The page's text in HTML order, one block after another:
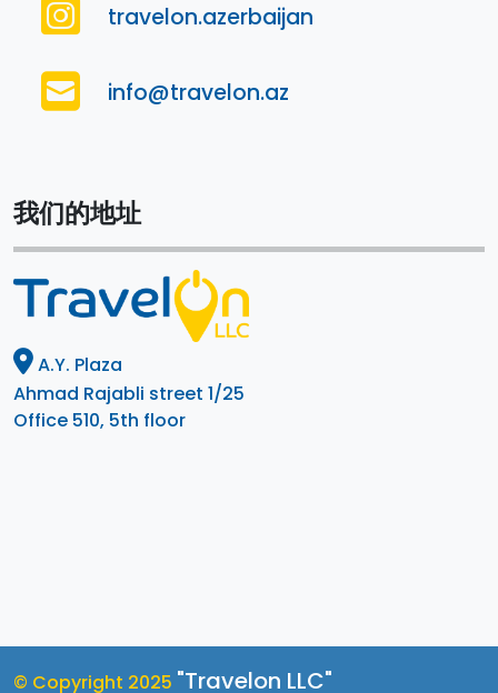
travelon.azerbaijan
info@travelon.az
我们的地址
A.Y. Plaza
Ahmad Rajabli street 1/25
Office 510, 5th floor
© Copyright 2025 "Travelon LLC"